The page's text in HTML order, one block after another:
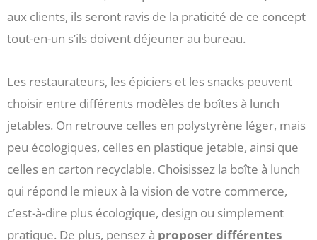
aux clients, ils seront ravis de la praticité de ce concept
tout-en-un s’ils doivent déjeuner au bureau.
Les restaurateurs, les épiciers et les snacks peuvent
choisir entre différents modèles de boîtes à lunch
jetables. On retrouve celles en polystyrène léger, mais
peu écologiques, celles en plastique jetable, ainsi que
celles en carton recyclable. Choisissez la boîte à lunch
qui répond le mieux à la vision de votre commerce,
c’est-à-dire plus écologique, design ou simplement
pratique. De plus, pensez à proposer différentes